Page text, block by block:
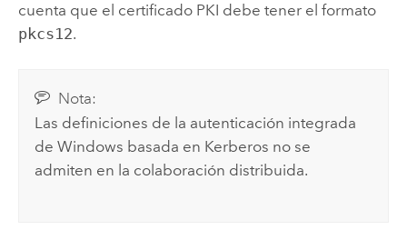
cuenta que el certificado PKI debe tener el formato
pkcs12.
Nota:
Las definiciones de la autenticación integrada
de Windows basada en Kerberos no se
admiten en la colaboración distribuida.